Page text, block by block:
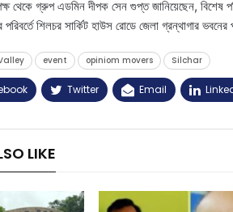
পক্ষ থেকে গ্রুপ এডমিন দীপক সেন গুপ্ত জানিয়েছেন, বিশেষ
শিলচর সার্কিট হাউস রোডে জেলা গ্রন্থাগার
event opiniom movers Silchar
Twitter Email
LIKE